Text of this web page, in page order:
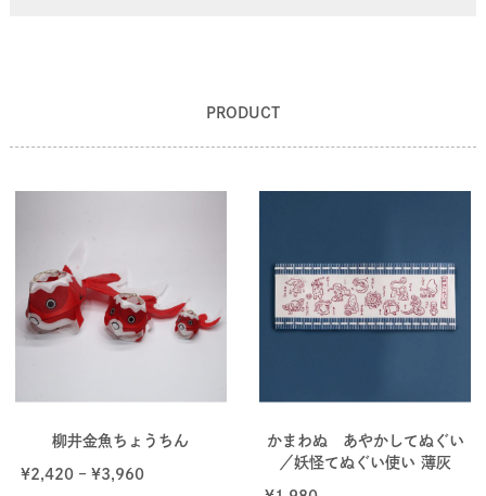
PRODUCT
柳井金魚ちょうちん
¥2,420– ¥3,960
かまわぬ あやかしてぬぐい
／妖怪てぬぐい使い 薄灰